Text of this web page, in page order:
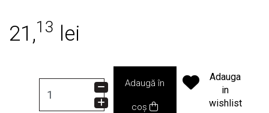
21,13 lei
Adaugă în
coș
Adauga
in
wishlist